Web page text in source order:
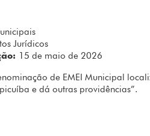
Jurídicos
15 de maio de 2026
de EMEI Municipal
e dá outras providências”.